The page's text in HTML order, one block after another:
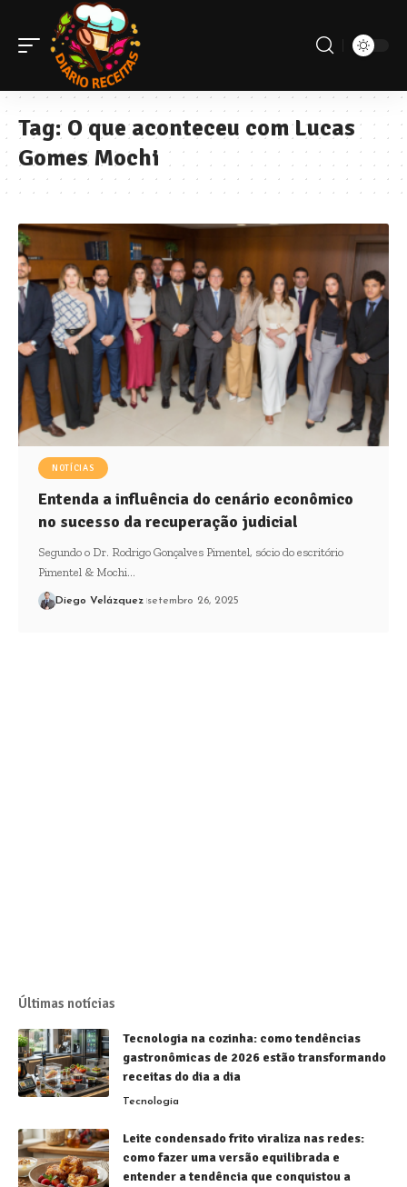
Tag: O que aconteceu com Lucas
Gomes Mochi
NOTÍCIAS
Entenda a influência do cenário econômico
no sucesso da recuperação judicial
Segundo o Dr. Rodrigo Gonçalves Pimentel, sócio do escritório
Pimentel & Mochi…
Diego Velázquez setembro 26, 2025
Últimas notícias
Tecnologia na cozinha: como tendências
gastronômicas de 2026 estão transformando
receitas do dia a dia
Tecnologia
Leite condensado frito viraliza nas redes:
como fazer uma versão equilibrada e
entender a tendência que conquistou a